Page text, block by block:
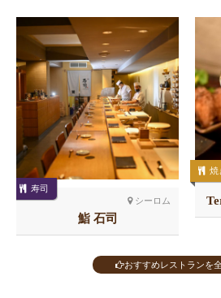
シーロム
寿司
鮨 石司
焼
おすすめレストランを